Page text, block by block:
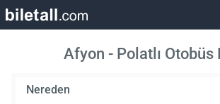
Afyon - Polatlı Otobüs
Nereden